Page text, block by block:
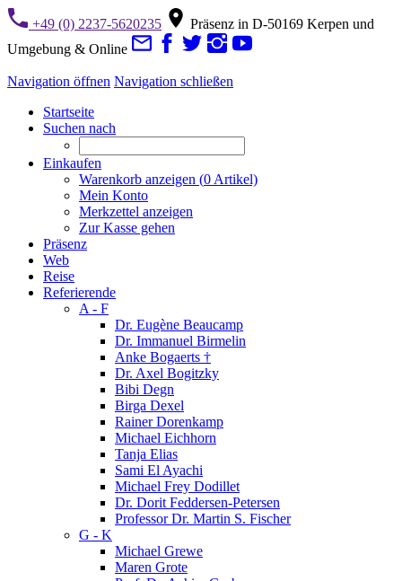
+49 (0) 2237-5620235
Präsenz in D-50169 Kerpen und
Umgebung & Online
Navigation öffnen Navigation schließen
Startseite
Suchen nach
Einkaufen
Warenkorb anzeigen (0 Artikel)
Mein Konto
Merkzettel anzeigen
Zur Kasse gehen
Präsenz
Web
Reise
Referierende
A - F
Dr. Eugène Beaucamp
Dr. Immanuel Birmelin
Anke Bogaerts †
Dr. Axel Bogitzky
Bibi Degn
Birga Dexel
Rainer Dorenkamp
Michael Eichhorn
Tanja Elias
Sami El Ayachi
Michael Frey Dodillet
Dr. Dorit Feddersen-Petersen
Professor Dr. Martin S. Fischer
G - K
Michael Grewe
Maren Grote